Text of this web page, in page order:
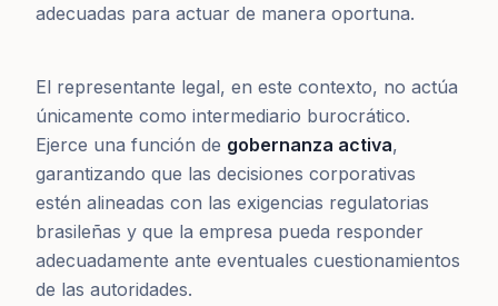
adecuadas para actuar de manera oportuna.
El representante legal, en este contexto, no actúa
únicamente como intermediario burocrático.
Ejerce una función de gobernanza activa,
garantizando que las decisiones corporativas
estén alineadas con las exigencias regulatorias
brasileñas y que la empresa pueda responder
adecuadamente ante eventuales cuestionamientos
de las autoridades.